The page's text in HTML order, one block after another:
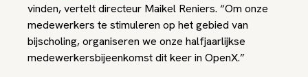
vinden, vertelt directeur Maikel Reniers. “Om onze
medewerkers te stimuleren op het gebied van
bijscholing, organiseren we onze halfjaarlijkse
medewerkersbijeenkomst dit keer in OpenX.”